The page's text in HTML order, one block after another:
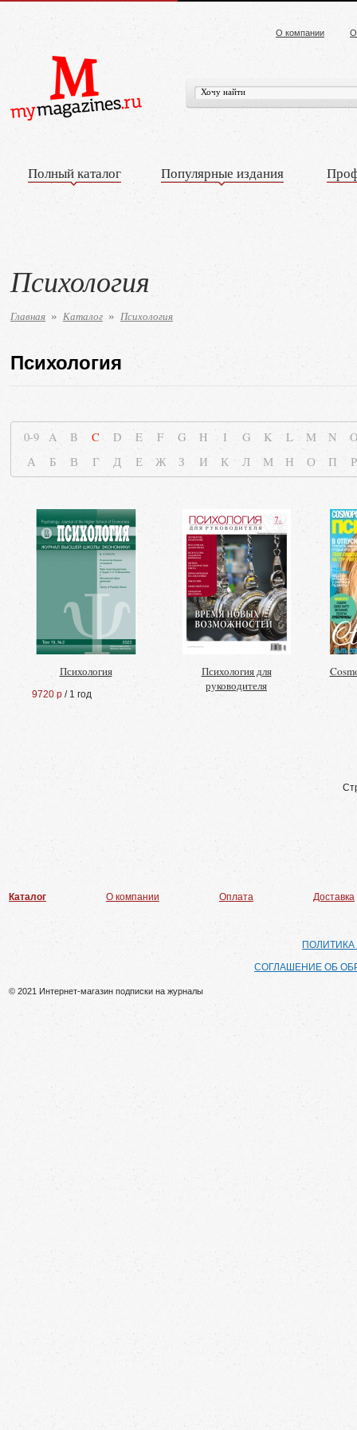
О компании
Полный каталог Популярные издания
Психология
Главная » Каталог » Психология
Психология
0-9 A B C D E F G H I G K L M N
А
Б В Г Д Е Ж З И К Л М Н О П Р
Психология
9720 р / 1 год
Психология для
руководителя
Каталог О компании Оплата Доставка
СОГЛАШЕНИЕ ОБ
© 2021 Интернет-магазин подписки на журналы